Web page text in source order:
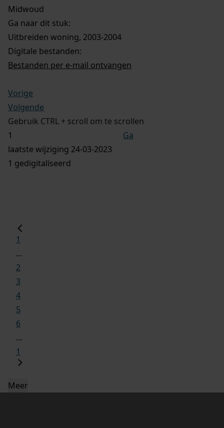
Midwoud
Ga naar dit stuk:
Uitbreiden woning, 2003-2004
Digitale bestanden:
Bestanden per e-mail ontvangen
Vorige
Volgende
Gebruik CTRL + scroll om te scrollen
Ga
laatste wijziging 24-03-2023
1 gedigitaliseerd
1
...
2
3
4
5
6
...
1
Meer